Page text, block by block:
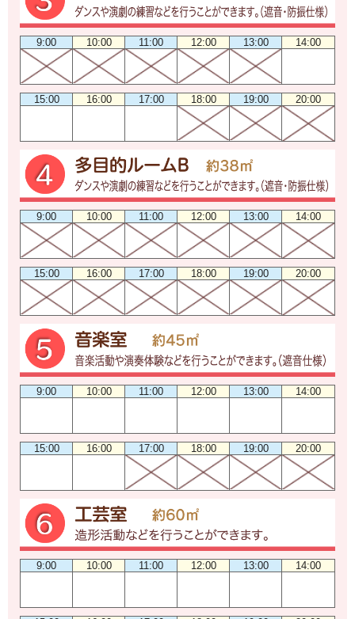
9:00 10:00 11:00 12:00 13:00 14:00
15:00 16:00 17:00 18:00 19:00 20:00
9:00 10:00 11:00 12:00 13:00 14:00
15:00 16:00 17:00 18:00 19:00 20:00
9:00 10:00 11:00 12:00 13:00 14:00
15:00 16:00 17:00 18:00 19:00 20:00
9:00 10:00 11:00 12:00 13:00 14:00